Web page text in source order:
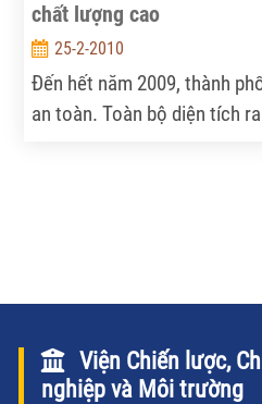
chất lượng cao
25-2-2010
Đến hết năm 2009, thành
an toàn. Toàn bộ diện tích
Viện Chiến lược,
nghiệp và Môi trường